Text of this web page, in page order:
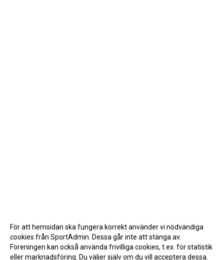
För att hemsidan ska fungera korrekt använder vi nödvändiga
cookies från SportAdmin. Dessa går inte att stänga av.
Föreningen kan också använda frivilliga cookies, t.ex. för statistik
eller marknadsföring. Du väljer själv om du vill acceptera dessa.